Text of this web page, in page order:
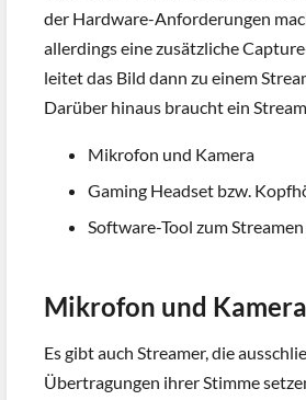
der Hardware-Anforderungen
allerdings eine zusätzliche
leitet das Bild dann zu einem
Darüber hinaus braucht ein
Mikrofon und Kamera
Gaming Headset bzw.
Software-Tool zum Streamen
Mikrofon und Kamera
Es gibt auch Streamer, die
Übertragungen ihrer Stimme